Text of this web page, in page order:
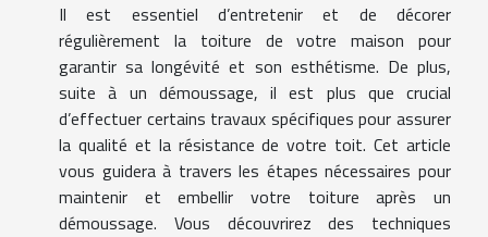
Il est essentiel d’entretenir et de décorer
régulièrement la toiture de votre maison pour
garantir sa longévité et son esthétisme. De plus,
suite à un démoussage, il est plus que crucial
d’effectuer certains travaux spécifiques pour assurer
la qualité et la résistance de votre toit. Cet article
vous guidera à travers les étapes nécessaires pour
maintenir et embellir votre toiture après un
démoussage. Vous découvrirez des techniques